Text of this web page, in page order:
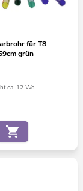
für T8
grün
ca. 12 Wo.